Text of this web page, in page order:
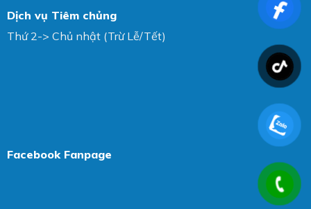
Dịch vụ Tiêm chủng
Thứ 2-> Chủ nhật (Trừ Lễ/Tết)
Facebook Fanpage